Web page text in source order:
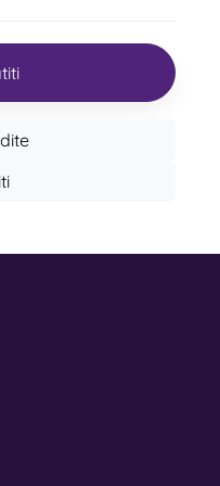
od gume i silikona i
Među najomiljenijim
Marvel i Ferrari.
za mobitel?
materijala. Ponekad
kojoj se maskica
no nemaju tako